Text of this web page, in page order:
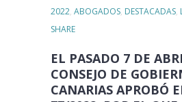
2022, ABOGADOS, DESTACADAS,
SHARE
EL PASADO 7 DE
CONSEJO DE
CANARIAS APROBÓ